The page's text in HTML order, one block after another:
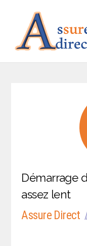
Démarrage
assez lent
Assure Direct